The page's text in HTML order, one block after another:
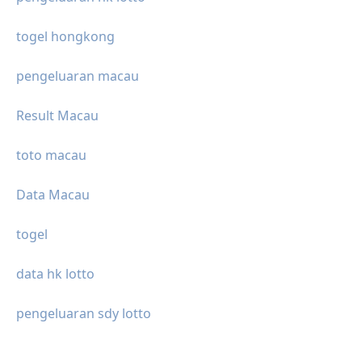
togel hongkong
pengeluaran macau
Result Macau
toto macau
Data Macau
togel
data hk lotto
pengeluaran sdy lotto